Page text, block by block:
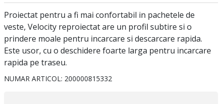
Proiectat pentru a fi mai confortabil in pachetele de
veste, Velocity reproiectat are un profil subtire si o
prindere moale pentru incarcare si descarcare rapida.
Este usor, cu o deschidere foarte larga pentru incarcare
rapida pe traseu.
NUMAR ARTICOL: 200000815332